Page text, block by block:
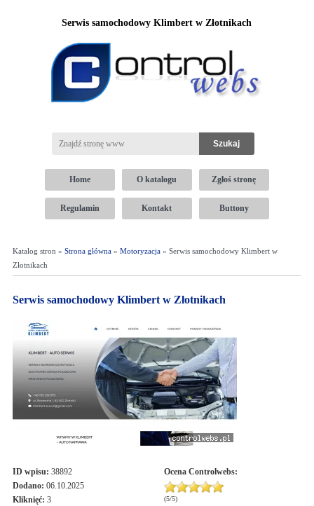
Serwis samochodowy Klimbert w Złotnikach
Home O katalogu Zgłoś stronę
Regulamin Kontakt Buttony
Katalog stron » Strona główna» Motoryzacja» Serwis samochodowy Klimbert w
Złotnikach
Serwis samochodowy Klimbert w Złotnikach
ID wpisu: 38892
Dodano: 06.10.2025
Kliknięć: 3
Ocena Controlwebs:
(5/5)